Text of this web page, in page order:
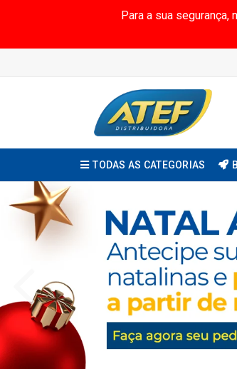
Para a sua
TODAS AS CATEGORIAS